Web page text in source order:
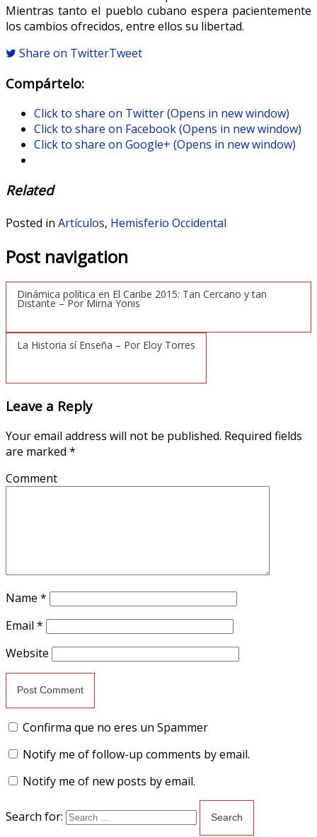
Mientras tanto el pueblo cubano espera pacientemente
los cambios ofrecidos, entre ellos su libertad.
Share on TwitterTweet
Compártelo:
Click to share on Twitter (Opens in new window)
Click to share on Facebook (Opens in new window)
Click to share on Google+ (Opens in new window)
Related
Posted in Artículos, Hemisferio Occidental
Post navigation
Dinámica política en El Caribe 2015: Tan Cercano y tan
Distante – Por Mirna Yonis
La Historia sí Enseña – Por Eloy Torres
Leave a Reply
Your email address will not be published. Required fields
are marked *
Comment
Name *
Email *
Website
Confirma que no eres un Spammer
Notify me of follow-up comments by email.
Notify me of new posts by email.
Search for: